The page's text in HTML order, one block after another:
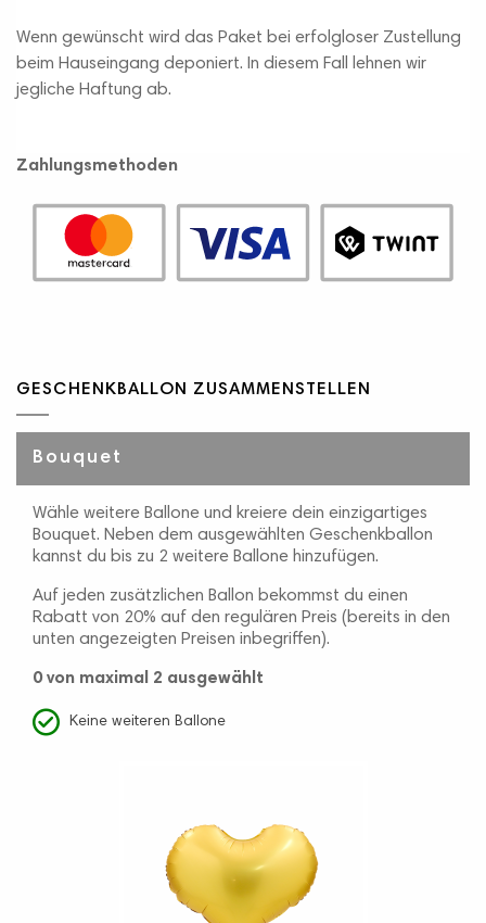
Wenn gewünscht wird das Paket bei erfolgloser Zustellung
beim Hauseingang deponiert. In diesem Fall lehnen wir
jegliche Haftung ab.
Zahlungsmethoden
GESCHENKBALLON ZUSAMMENSTELLEN
Bouquet
Wähle weitere Ballone und kreiere dein einzigartiges
Bouquet. Neben dem ausgewählten Geschenkballon
kannst du bis zu 2 weitere Ballone hinzufügen.
Auf jeden zusätzlichen Ballon bekommst du einen
Rabatt von 20% auf den regulären Preis (bereits in den
unten angezeigten Preisen inbegriffen).
0von maximal 2 ausgewählt
Keine weiteren Ballone